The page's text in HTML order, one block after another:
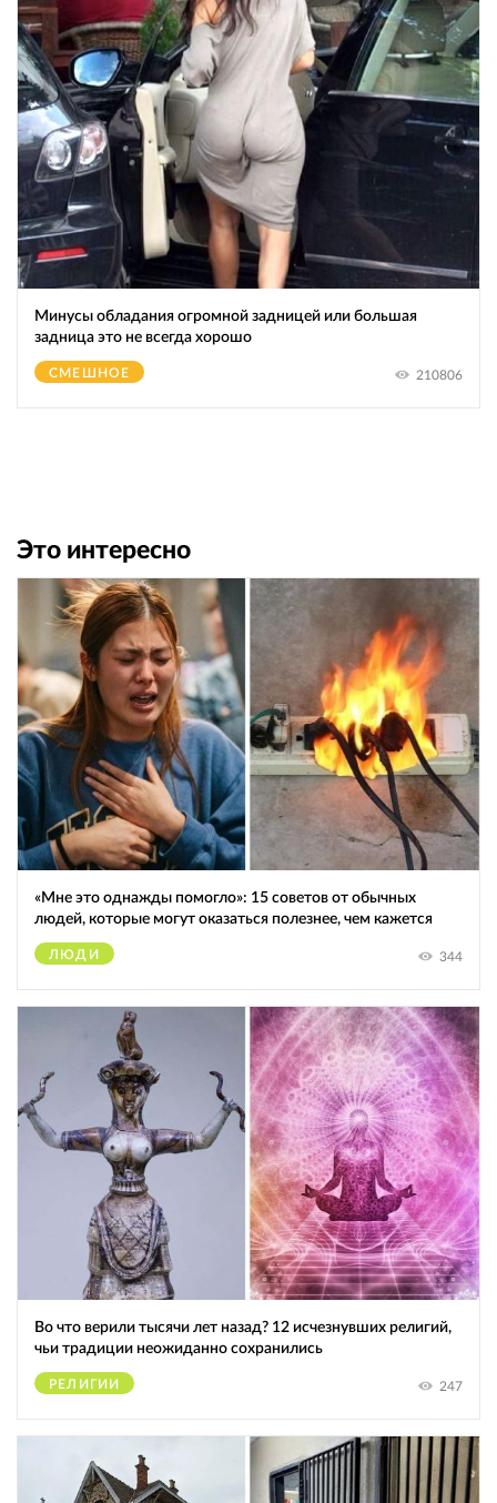
Минусы обладания огромной зaдницeй или большая
зaдницa это не всегда хорошо
СМЕШНОЕ 210806
Это интересно
«Мне это однажды помогло»: 15 советов от обычных
людей, которые могут оказаться полезнее, чем кажется
ЛЮДИ 344
Во что верили тысячи лет назад? 12 исчезнувших религий,
чьи традиции неожиданно сохранились
РЕЛИГИИ 247